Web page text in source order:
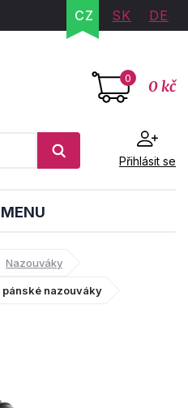
CZ SK DE
0 0 kč
Přihlásit se
MENU
Nazouváky
pánské nazouváky